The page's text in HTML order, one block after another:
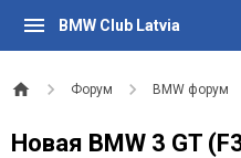
BMW Club Latvia
Форум BMW форум
Новая BMW 3 GT